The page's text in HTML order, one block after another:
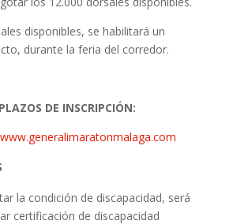
disponibles, se habilitará un
durante la feria del corredor.
DE INSCRIPCIÓN:
www.generalimaratonmalaga.com
la condición de discapacidad, será
certificación de discapacidad